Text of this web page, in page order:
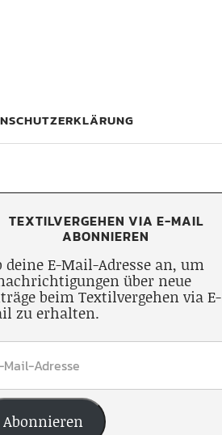
TEXTILVERGEHEN VIA E-MAIL
ABONNIEREN
deine E-Mail-Adresse an, um
über neue
beim Textilvergehen via E-
zu erhalten.
Abonnieren